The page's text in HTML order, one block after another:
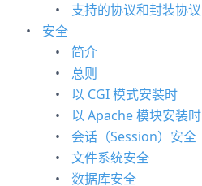
支持的协议和封装协议
安全
简介
总则
以 CGI 模式安装时
以 Apache 模块安装时
会话（Session）安全
文件系统安全
数据库安全